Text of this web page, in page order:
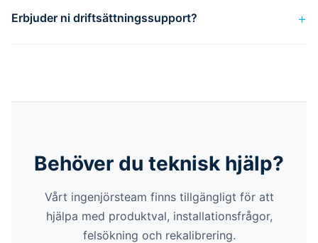
Erbjuder ni driftsättningssupport?
Behöver du teknisk hjälp?
Vårt ingenjörsteam finns tillgängligt för att
hjälpa med produktval, installationsfrågor,
felsökning och rekalibrering.